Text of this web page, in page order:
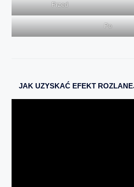
Przed
Po
JAK UZYSKAĆ EFEKT